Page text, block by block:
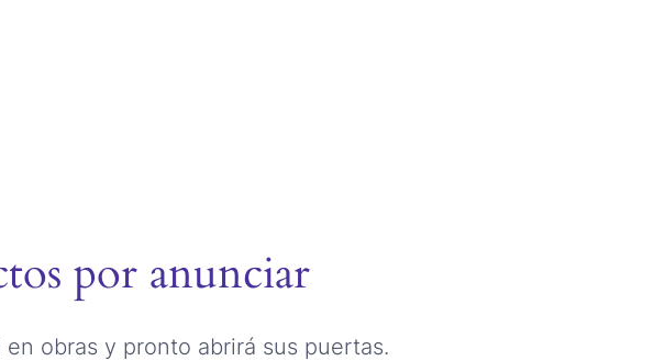
por anunciar
obras y pronto abrirá sus puertas.